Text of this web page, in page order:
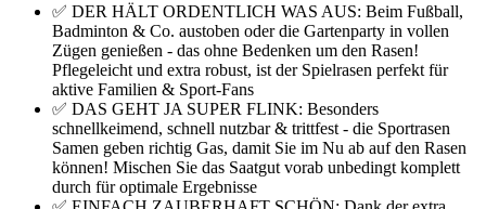
✅ DER HÄLT ORDENTLICH WAS AUS: Beim Fußball,
Badminton & Co. austoben oder die Gartenparty in vollen
Zügen genießen - das ohne Bedenken um den Rasen!
Pflegeleicht und extra robust, ist der Spielrasen perfekt für
aktive Familien & Sport-Fans
✅ DAS GEHT JA SUPER FLINK: Besonders
schnellkeimend, schnell nutzbar & trittfest - die Sportrasen
Samen geben richtig Gas, damit Sie im Nu ab auf den Rasen
können! Mischen Sie das Saatgut vorab unbedingt komplett
durch für optimale Ergebnisse